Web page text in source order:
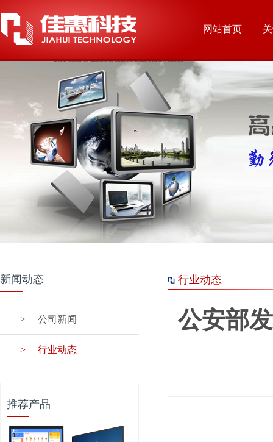
网站首页
新闻动态
> 公司新闻
> 行业动态
推荐产品
行业动态
公安部